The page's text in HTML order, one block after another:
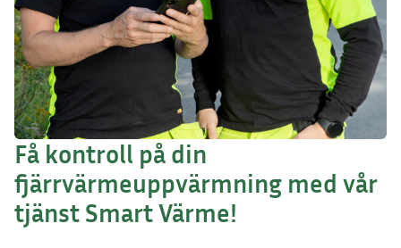
Få kontroll på din
fjärrvärmeuppvärmning med vår
tjänst Smart Värme!